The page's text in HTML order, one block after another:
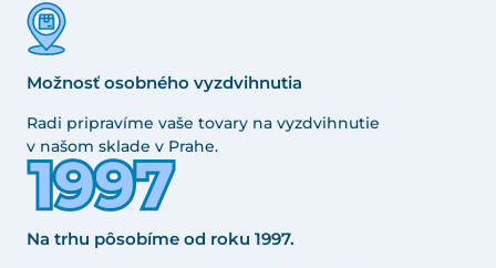
Možnosť osobného vyzdvihnutia
Radi pripravíme vaše tovary na vyzdvihnutie
v našom sklade v Prahe.
Na trhu pôsobíme od roku 1997.